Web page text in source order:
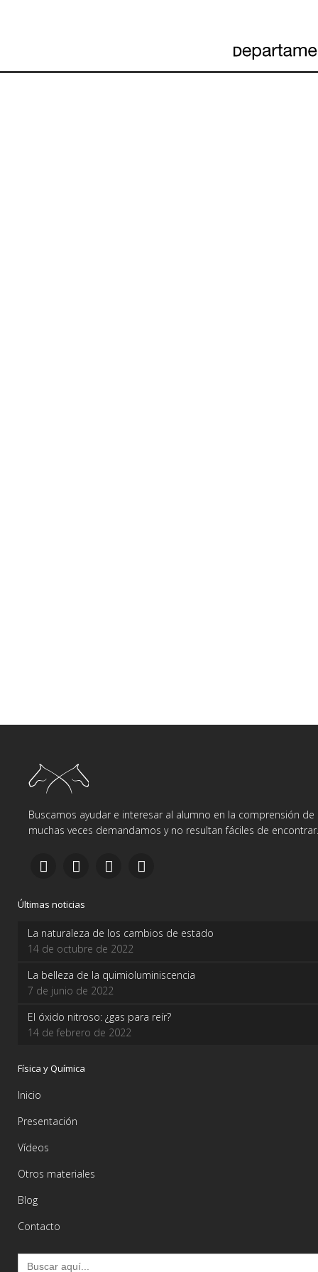
Buscamos ayudar e interesar al alumno en la comprensión
muchas veces demandamos y no resultan fáciles de encontrar.
Últimas noticias
La naturaleza de los cambios de estado
14 de octubre de 2022
La belleza de la quimioluminiscencia
7 de junio de 2022
El óxido nitroso: ¿gas para reír?
14 de febrero de 2022
Física y Química
Inicio
Presentación
Vídeos
Otros materiales
Blog
Contacto
Buscar: